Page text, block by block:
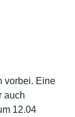
vorbei. Eine
auch
12.04